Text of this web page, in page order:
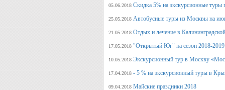
05.06.2018 Скидка 5% на экскурсионные
25.05.2018 Автобусные туры из Москвы на
21.05.2018 Отдых и лечение в
17.05.2018 "Открытый Юг" на сезон 2018-2019
10.05.2018 Экскурсионный тур в Москву
17.04.2018 - 5 % на экскурсионный туры в
09.04.2018 Майские праздники 2018